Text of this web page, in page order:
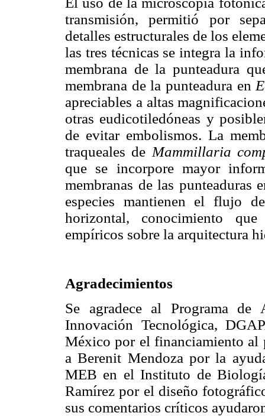
transmisión, permitió por
detalles estructurales de los
las tres técnicas se integra la
membrana de la punteadura
membrana de la punteadura en
apreciables a altas
otras eudicotiledóneas y
de evitar embolismos. La
traqueales de Mammillaria
que se incorpore mayor
membranas de las punteaduras
especies mantienen el flujo
horizontal, conocimiento
empíricos sobre la arquitectura
Agradecimientos
Se agradece al Programa
Innovación Tecnológica,
México por el financiamiento al
a Berenit Mendoza por la
MEB en el Instituto de
Ramírez por el diseño
sus comentarios críticos